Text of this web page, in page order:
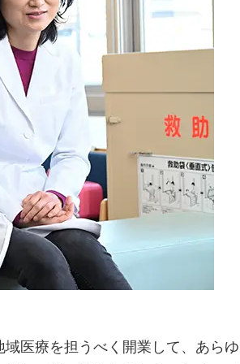
医療を担うべく開業して、あらゆ